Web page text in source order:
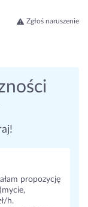
Zgłoś naruszenie
propozycję
h.